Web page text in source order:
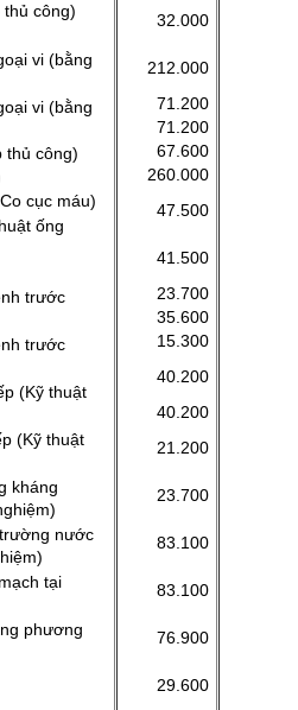
công)
vi (bằng
vi (bằng
thủ công)
cục máu)
ống
trước
trước
(Kỹ thuật
(Kỹ thuật
kháng
nước
tại
phương
32.000
212.000
71.200
71.200
67.600
260.000
47.500
41.500
23.700
35.600
15.300
40.200
40.200
21.200
23.700
83.100
83.100
76.900
29.600